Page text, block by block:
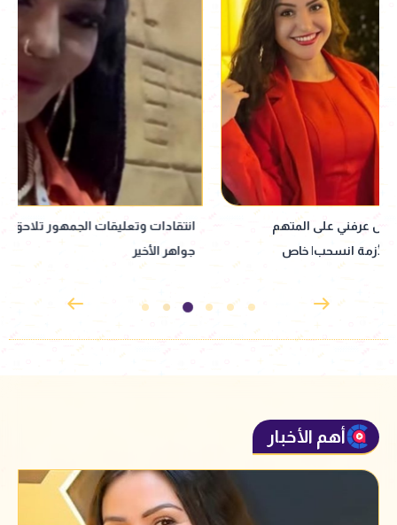
انتقادات وتعليقات الجمهور تلاحق ظهور
جواهر الأخير
من "رابعة
أهم الأخبار